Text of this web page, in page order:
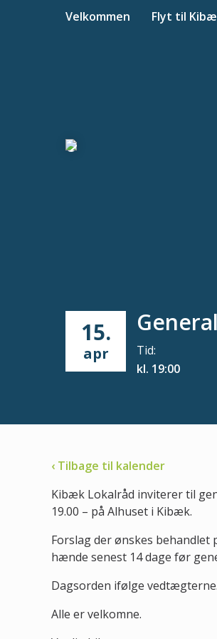
Velkommen Flyt til
15.
apr
Tid:
kl. 19:00
‹ Tilbage til kalender
Kibæk Lokalråd inviterer til
19.00 – på Alhuset i Kibæk.
Forslag der ønskes
hænde senest 14 dage før
Dagsorden ifølge vedtægterne.
Alle er velkomne.